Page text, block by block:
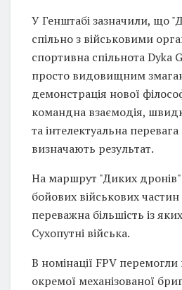
У Генштабі зазначили, що
спільно з військовими
спортивна спільнота Dyka
просто видовищним
демонстрація нової
командна взаємодія,
та інтелектуальна
визначають результат.
На маршрут "Диких
бойових військових
переважна більшість із
Сухопутні війська.
В номінації FPV перемогли
окремої механізованої